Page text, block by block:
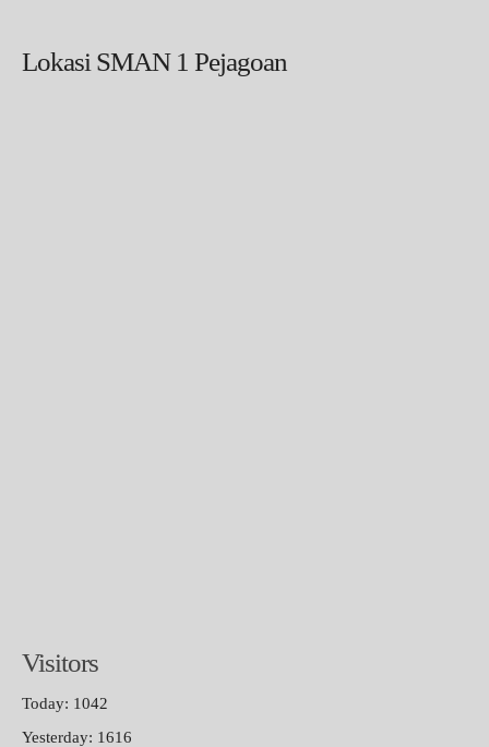
Lokasi SMAN 1 Pejagoan
Visitors
Today: 1042
Yesterday: 1616